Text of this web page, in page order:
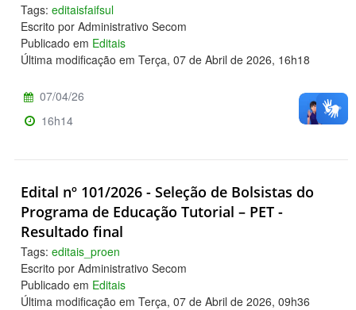
Tags: editaisfaifsul
Escrito por Administrativo Secom
Publicado em Editais
Última modificação em Terça, 07 de Abril de 2026, 16h18
07/04/26
16h14
Edital nº 101/2026 - Seleção de Bolsistas do
Programa de Educação Tutorial – PET -
Resultado final
Tags: editais_proen
Escrito por Administrativo Secom
Publicado em Editais
Última modificação em Terça, 07 de Abril de 2026, 09h36